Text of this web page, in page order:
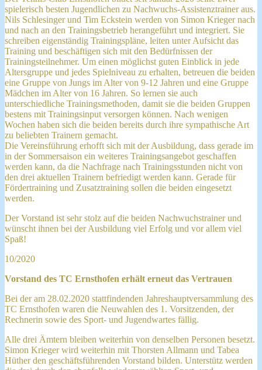
spielerisch besten Jugendlichen zu Nachwuchs-Assistenztrainer aus.
Nils Schlesinger und Tim Eckstein werden von Simon Krieger nach
und nach an den Trainingsbetrieb herangeführt und integriert. Sie
schreiben eigenständig Trainingspläne, leiten unter Aufsicht das
Training und beschäftigen sich mit den Bedürfnissen der
Trainingsteilnehmer. Um einen möglichst guten Einblick in jede
Altersgruppe und jedes Spielniveau zu erhalten, betreuen die beiden
eine Gruppe von Jungs im Alter von 9-12 Jahren und eine Gruppe
Mädchen im Alter von 16 Jahren. So lernen sie auch
unterschiedliche Trainingsmethoden, damit sie die beiden Gruppen
bestens mit Trainingsinput versorgen können. Nach wenigen
Wochen haben sich die beiden bereits durch ihre sympathische Art
zu beliebten Trainern gemacht.
Die Vereinsführung erhofft sich mit der Ausbildung, dass gerade im
in der Sommersaison ein weiteres Trainingsangebot geschaffen
werden kann, da die Nachfrage nach Trainingsstunden nicht von
den drei aktuellen Trainern befriedigt werden kann. Gerade für
Fördertraining und Zusatztraining sollen die beiden eingesetzt
werden.
Der Vorstand ist sehr stolz auf die beiden Nachwuchstrainer und
wünscht ihnen bei der Ausbildung viel Erfolg und vor allem viel
Spaß!
10/2020
Vorstand des TC Ernsthofen erhält erneut das Vertrauen
Bei der am 28.02.2020 stattfindenden Jahreshauptversammlung des
TC Ernsthofen waren die Neuwahlen des 1. Vorsitzenden, der
Rechnerin sowie des Sport- und Jugendwartes fällig.
Alle drei Ämtern bleiben weiterhin von denselben Personen besetzt.
Simon Krieger wird weiterhin mit Thorsten Allmann und Tabea
Hüther den geschäftsführenden Vorstand bilden. Unterstütz werden